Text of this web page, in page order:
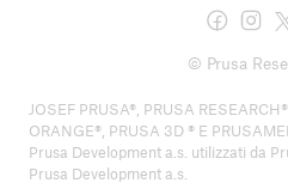
© Prusa
JOSEF PRUSA®, PRUSA
ORANGE®, PRUSA 3D ® E
Prusa Development a.s. utilizzati da
Prusa Development a.s.